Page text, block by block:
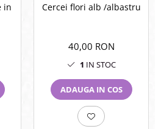
Cercei flori alb /albastru
40,00 RON
1 IN STOC
ADAUGA IN COS